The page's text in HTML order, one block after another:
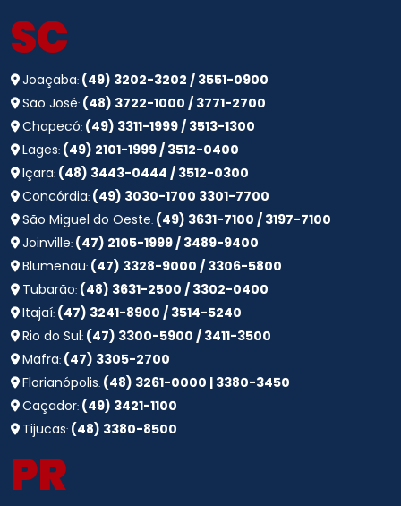
SC
Joaçaba:
(49) 3202-3202 / 3551-0900
São José:
(48) 3722-1000 / 3771-2700
Chapecó: (49) 3311-1999 / 3513-1300
Lages: (49) 2101-1999 / 3512-0400
Içara: (48) 3443-0444 / 3512-0300
Concórdia: (49) 3030-1700 3301-7700
São Miguel do Oeste:
(49) 3631-7100 / 3197-7100
Joinville:
(47) 2105-1999 / 3489-9400
Blumenau: (47) 3328-9000 / 3306-5800
Tubarão:
(48) 3631-2500 / 3302-0400
Itajaí:
(47) 3241-8900 / 3514-5240
Rio do Sul:
(47) 3300-5900 / 3411-3500
Mafra: (47) 3305-2700
Florianópolis:
(48) 3261-0000 | 3380-3450
Caçador: (49) 3421-1100
Tijucas: (48) 3380-8500
PR